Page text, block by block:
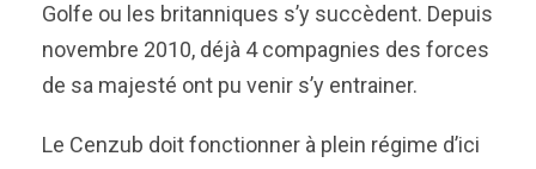
Golfe ou les britanniques s’y succèdent. Depuis
novembre 2010, déjà 4 compagnies des forces
de sa majesté ont pu venir s’y entrainer.
Le Cenzub doit fonctionner à plein régime d’ici